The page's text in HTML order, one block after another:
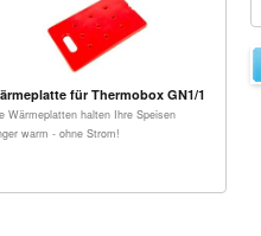
für Thermobox GN1/1
Wärmeplatten halten Ihre Speisen
warm - ohne Strom!